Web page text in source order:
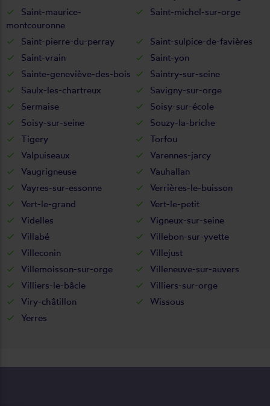
Saint-maurice-
montcouronne
Saint-michel-sur-orge
Saint-pierre-du-perray
Saint-sulpice-de-favières
Saint-vrain
Saint-yon
Sainte-geneviève-des-bois
Saintry-sur-seine
Saulx-les-chartreux
Savigny-sur-orge
Sermaise
Soisy-sur-école
Soisy-sur-seine
Souzy-la-briche
Tigery
Torfou
Valpuiseaux
Varennes-jarcy
Vaugrigneuse
Vauhallan
Vayres-sur-essonne
Verrières-le-buisson
Vert-le-grand
Vert-le-petit
Videlles
Vigneux-sur-seine
Villabé
Villebon-sur-yvette
Villeconin
Villejust
Villemoisson-sur-orge
Villeneuve-sur-auvers
Villiers-le-bâcle
Villiers-sur-orge
Viry-châtillon
Wissous
Yerres